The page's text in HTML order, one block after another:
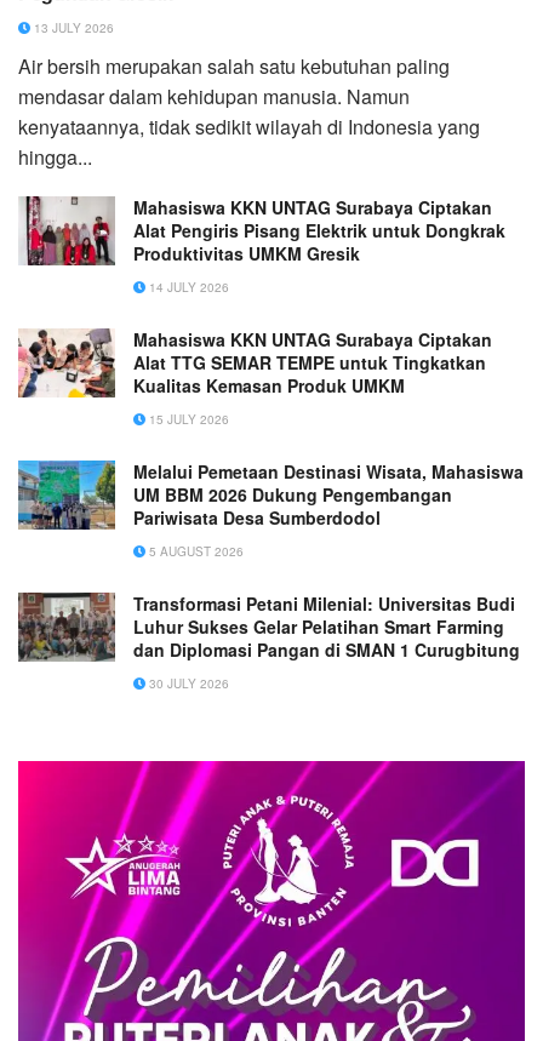
13 JULY 2026
Air bersih merupakan salah satu kebutuhan paling
mendasar dalam kehidupan manusia. Namun
kenyataannya, tidak sedikit wilayah di Indonesia yang
hingga...
Mahasiswa KKN UNTAG Surabaya Ciptakan
Alat Pengiris Pisang Elektrik untuk Dongkrak
Produktivitas UMKM Gresik
14 JULY 2026
Mahasiswa KKN UNTAG Surabaya Ciptakan
Alat TTG SEMAR TEMPE untuk Tingkatkan
Kualitas Kemasan Produk UMKM
15 JULY 2026
Melalui Pemetaan Destinasi Wisata, Mahasiswa
UM BBM 2026 Dukung Pengembangan
Pariwisata Desa Sumberdodol
5 AUGUST 2026
Transformasi Petani Milenial: Universitas Budi
Luhur Sukses Gelar Pelatihan Smart Farming
dan Diplomasi Pangan di SMAN 1 Curugbitung
30 JULY 2026